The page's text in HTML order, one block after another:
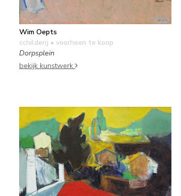
Wim Oepts
schilderij • voorheen te koop
Dorpsplein
bekijk kunstwerk